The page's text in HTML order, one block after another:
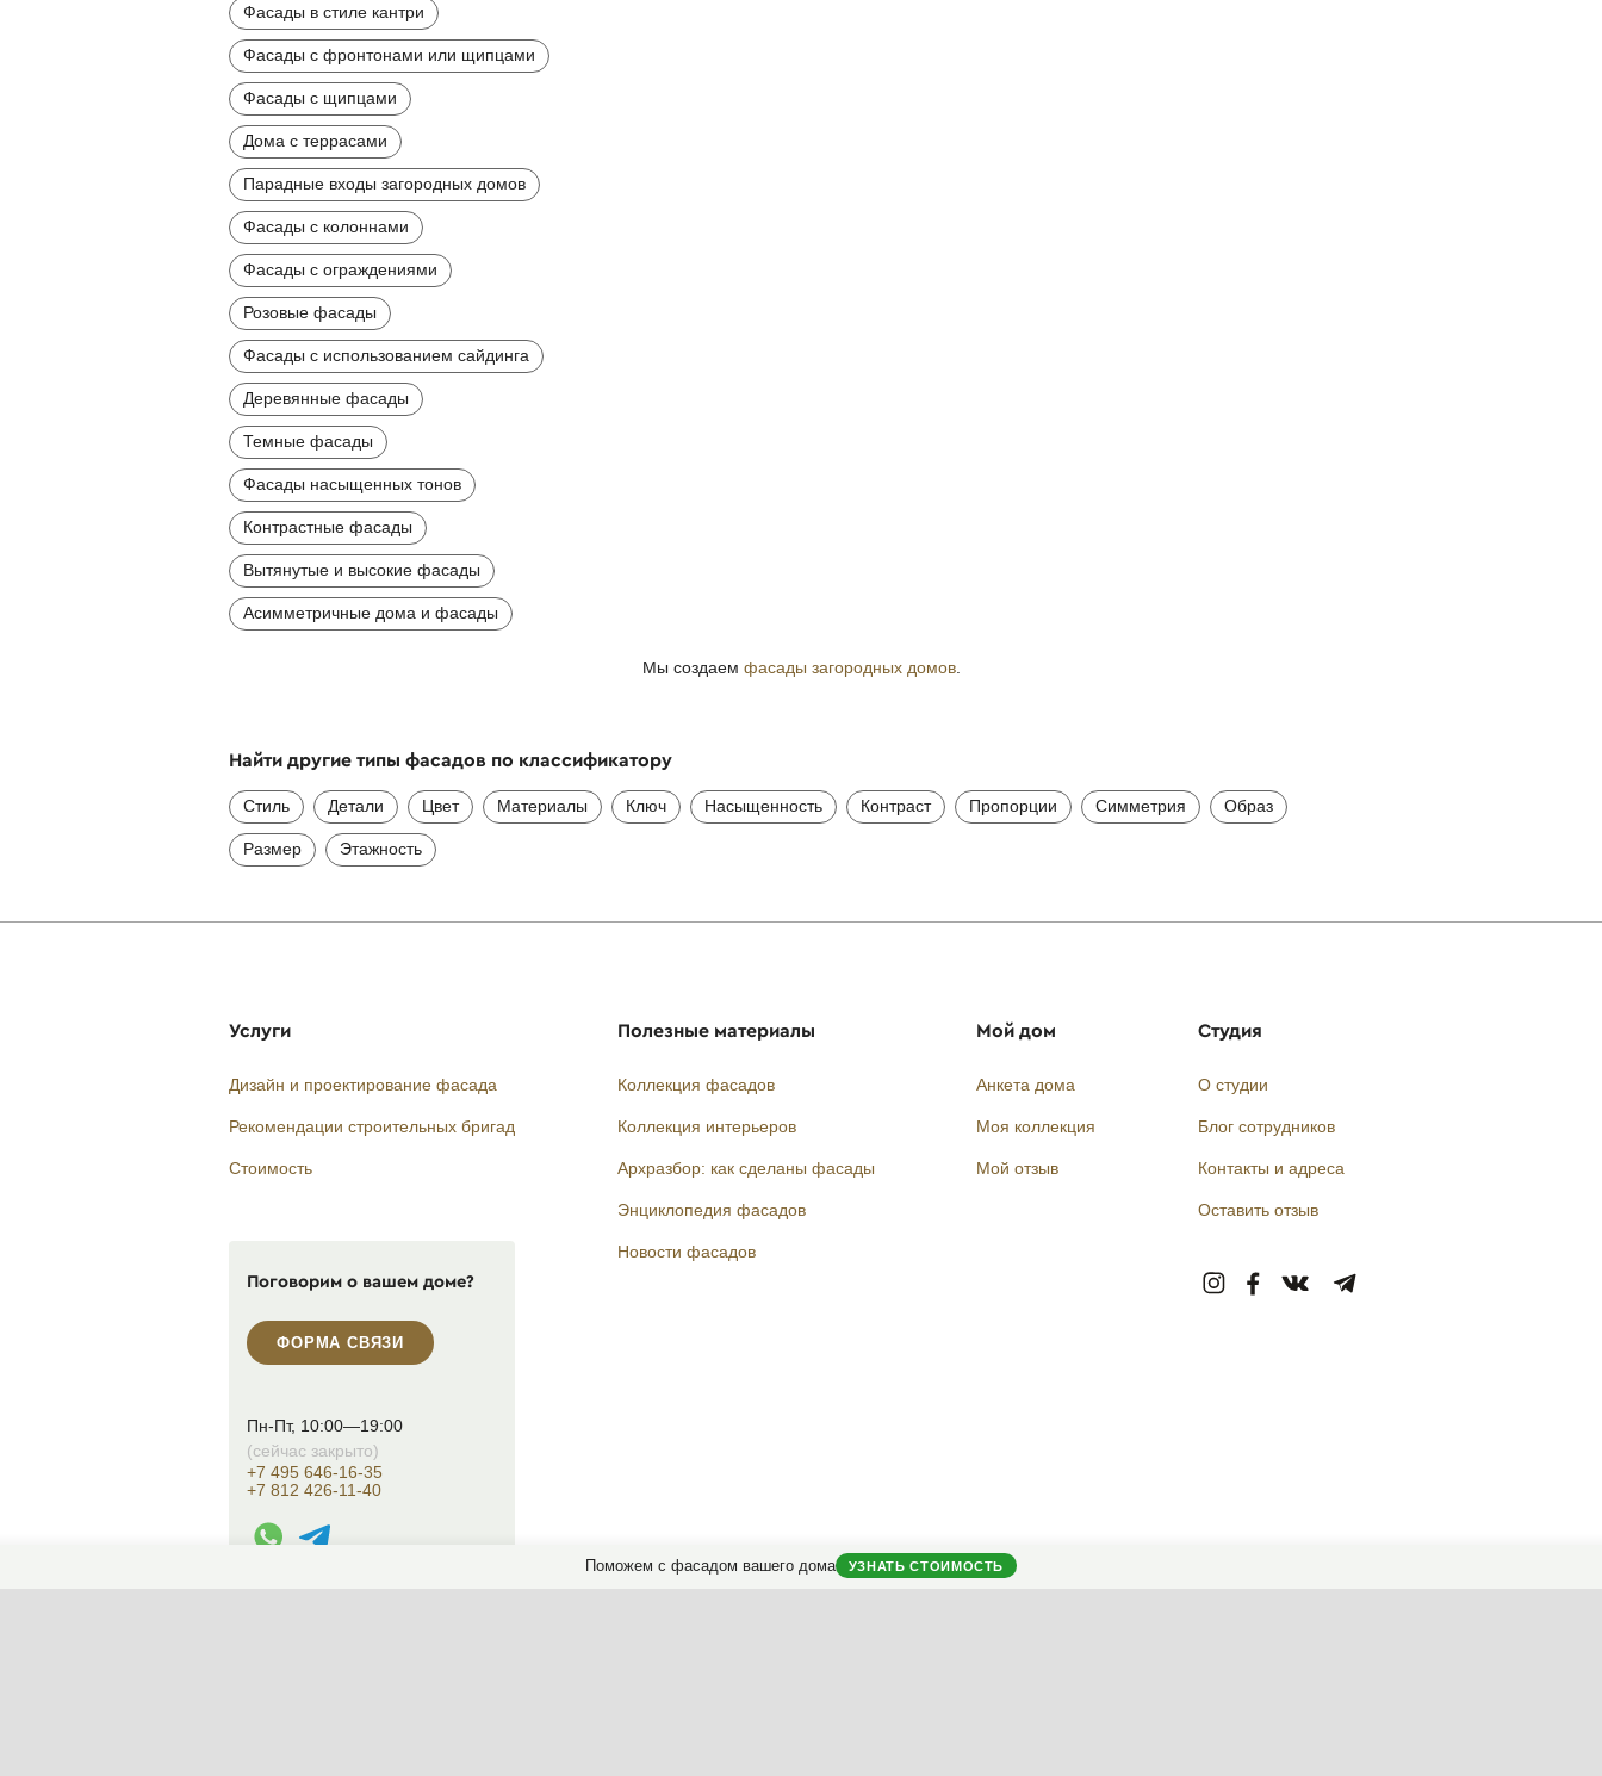
Фасады в стиле кантри
Фасады с фронтонами или щипцами
Фасады с щипцами
Дома с террасами
Парадные входы загородных домов
Фасады с колоннами
Фасады с ограждениями
Розовые фасады
Фасады с использованием сайдинга
Деревянные фасады
Темные фасады
Фасады насыщенных тонов
Контрастные фасады
Вытянутые и высокие фасады
Асимметричные дома и фасады
Мы создаем фасады загородных домов.
Найти другие типы фасадов по классификатору
Стиль Детали Цвет Материалы Ключ Насыщенность Контраст Пропорции Симметрия Образ
Размер Этажность
Поможем с фасадом вашего дома УЗНАТЬ СТОИМОСТЬ
Услуги
Дизайн и проектирование фасада
Рекомендации строительных бригад
Стоимость
Поговорим о вашем доме?
ФОРМА СВЯЗИ
Пн-Пт, 10:00—19:00
(сейчас закрыто)
+7 495 646-16-35
+7 812 426-11-40
WhatsApp контакт
Telegram контакт
Полезные материалы
Коллекция фасадов
Коллекция интерьеров
Архразбор: как сделаны фасады
Энциклопедия фасадов
Новости фасадов
Мой дом
Анкета дома
Моя коллекция
Мой отзыв
Студия
О студии
Блог сотрудников
Контакты и адреса
Оставить отзыв